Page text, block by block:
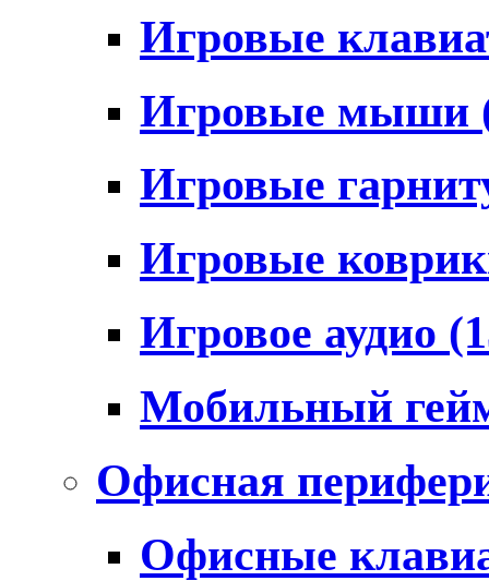
Игровые
Игровые мыши
Игровые
Игровые
Игровое аудио
Мобильный
Офисная
Офисные